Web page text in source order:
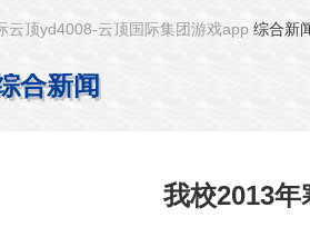
云顶yd4008-云顶国际集团游戏app 综合新
合新闻
我校2013